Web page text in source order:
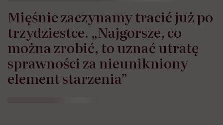
Mięśnie zaczynamy tracić już po
trzydziestce. „Najgorsze, co
można zrobić, to uznać utratę
sprawności za nieunikniony
element starzenia”